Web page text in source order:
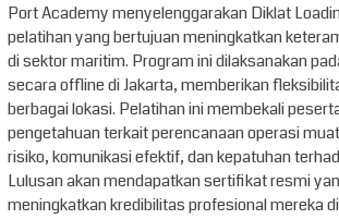
Port Academy menyelenggarakan Diklat
pelatihan yang bertujuan meningkatkan
di sektor maritim. Program ini dilaksanakan
secara offline di Jakarta, memberikan
berbagai lokasi. Pelatihan ini membekali
pengetahuan terkait perencanaan operasi
risiko, komunikasi efektif, dan kepatuhan
Lulusan akan mendapatkan sertifikat resmi
meningkatkan kredibilitas profesional mereka